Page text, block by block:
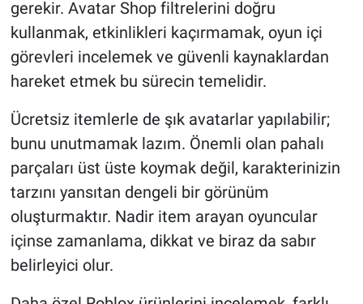
gerekir. Avatar Shop filtrelerini doğru
kullanmak, etkinlikleri kaçırmamak, oyun içi
görevleri incelemek ve güvenli kaynaklardan
hareket etmek bu sürecin temelidir.
Ücretsiz itemlerle de şık avatarlar yapılabilir;
bunu unutmamak lazım. Önemli olan pahalı
parçaları üst üste koymak değil, karakterinizin
tarzını yansıtan dengeli bir görünüm
oluşturmaktır. Nadir item arayan oyuncular
içinse zamanlama, dikkat ve biraz da sabır
belirleyici olur.